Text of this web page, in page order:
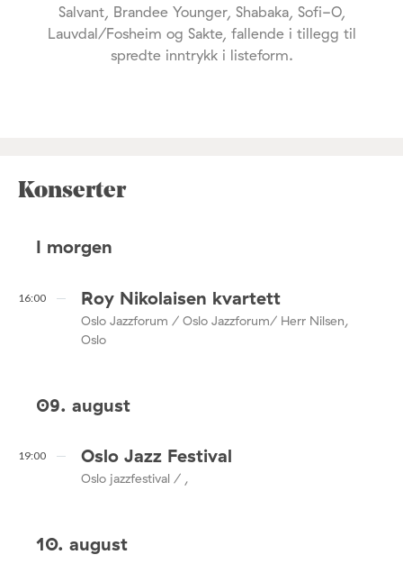
Salvant, Brandee Younger, Shabaka, Sofi-O,
Lauvdal/Fosheim og Sakte, fallende i tillegg til
spredte inntrykk i listeform.
Konserter
I morgen
16:00 Roy Nikolaisen kvartett
Oslo Jazzforum / Oslo Jazzforum/ Herr Nilsen,
Oslo
09. august
19:00 Oslo Jazz Festival
Oslo jazzfestival / ,
10. august